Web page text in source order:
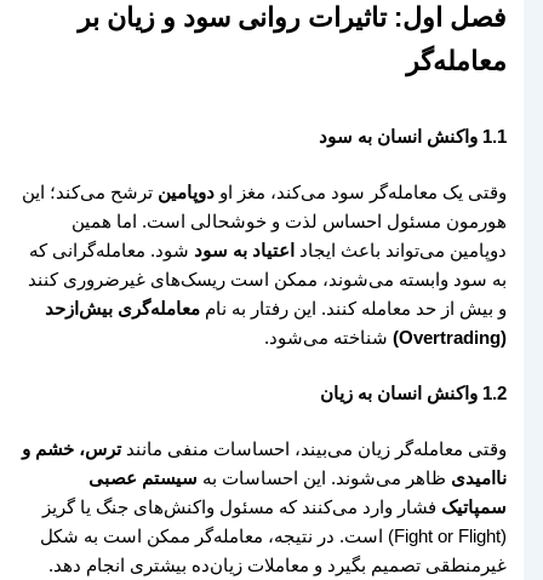
فصل اول: تاثیرات روانی سود و زیان بر
معامله‌گر
1.1 واکنش انسان به سود
وقتی یک معامله‌گر سود می‌کند، مغز اودوپامینترشح می‌کند؛ این
هورمون مسئول احساس لذت و خوشحالی است. اما همین
دوپامین می‌تواند باعث ایجاداعتیاد به سودشود. معامله‌گرانی که
به سود وابسته می‌شوند، ممکن است ریسک‌های غیرضروری کنند
و بیش از حد معامله کنند. این رفتار به ناممعامله‌گری بیش‌ازحد
شناخته می‌شود.
1.2 واکنش انسان به زیان
وقتی معامله‌گر زیان می‌بیند، احساسات منفی مانندترس، خشم و
ناامیدیظاهر می‌شوند. این احساسات بهسیستم عصبی
سمپاتیکفشار وارد می‌کنند که مسئول واکنش‌های جنگ یا گریز
(Fight or Flight) است. در نتیجه، معامله‌گر ممکن است به شکل
غیرمنطقی تصمیم بگیرد و معاملات زیان‌ده بیشتری انجام دهد.